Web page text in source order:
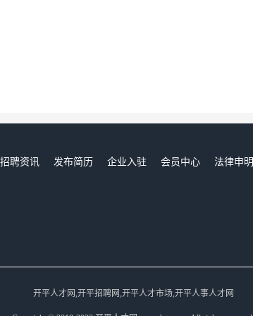
招聘资讯 发布简历 企业入驻 会员中心
法律申明
开平人才网,开平招聘网,开平人才市场,开平人事人才网